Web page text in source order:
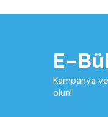
E-
Kampanya
olun!